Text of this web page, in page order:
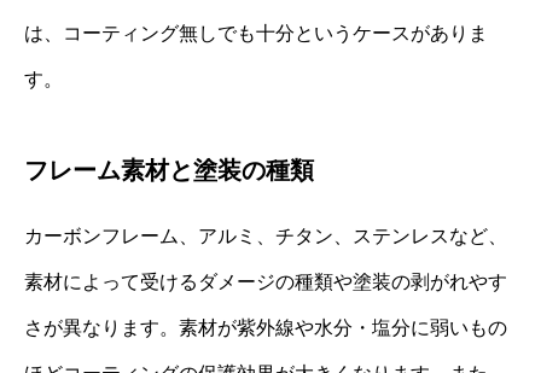
は、コーティング無しでも十分というケースがありま
す。
フレーム素材と塗装の種類
カーボンフレーム、アルミ、チタン、ステンレスなど、
素材によって受けるダメージの種類や塗装の剥がれやす
さが異なります。素材が紫外線や水分・塩分に弱いもの